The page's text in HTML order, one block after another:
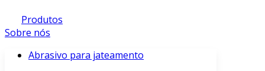
Produtos
Sobre nós
Abrasivo para jateamento